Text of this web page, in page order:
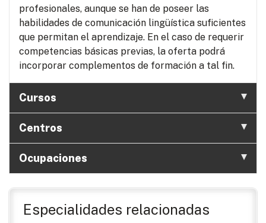
profesionales, aunque se han de poseer las
habilidades de comunicación lingüística suficientes
que permitan el aprendizaje. En el caso de requerir
competencias básicas previas, la oferta podrá
incorporar complementos de formación a tal fin.
Cursos
Centros
Ocupaciones
Especialidades relacionadas